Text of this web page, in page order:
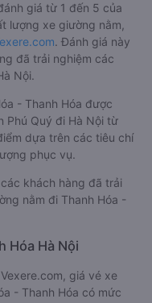
giá từ 1 đến 5 của
lượng xe giường nằm,
. Đánh giá này
đã trải nghiệm các
Nội.
- Thanh Hóa được
Phú Quý đi Hà Nội từ
dựa trên các tiêu chí
phục vụ.
khách hàng đã trải
nằm đi Thanh Hóa -
Hóa Hà Nội
giá vé xe
- Thanh Hóa có mức